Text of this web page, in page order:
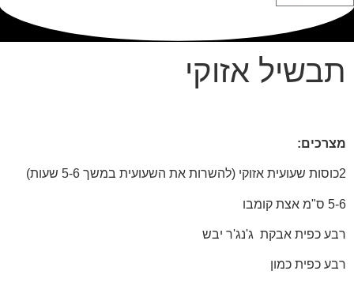
תבשיל אזוקי
מצרכים:
2כוסות שעועית אזוקי (להשרות את השעועית במשך 5-6 שעות)
5-6 ס"מ אצת קומבו
רבע כפית אבקת ג'נג'ר יבש
רבע כפית כמון